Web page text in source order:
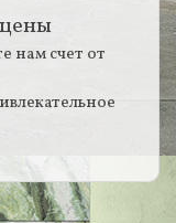
нам счет от